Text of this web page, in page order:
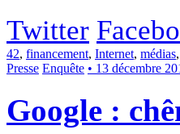
Twitter
42, financement, Internet, médias,
Presse Enquête • 13 décembre
Google :